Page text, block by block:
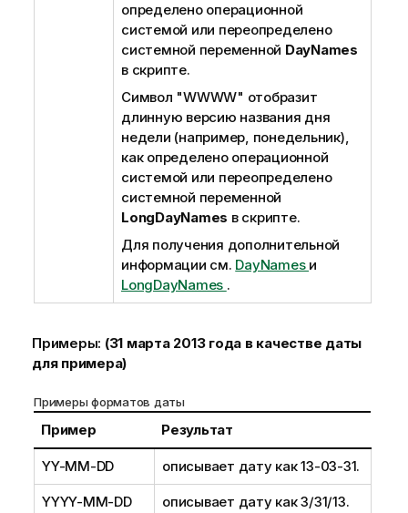
определено операционной
системой или переопределено
системной переменной DayNames
в скрипте.
Символ "WWWW" отобразит
длинную версию названия дня
недели (например, понедельник),
как определено операционной
системой или переопределено
системной переменной
LongDayNames в скрипте.
Для получения дополнительной
информации см. DayNames и
LongDayNames .
Примеры: (31 марта 2013 года в качестве даты
для примера)
Примеры форматов даты
Пример Результат
YY-MM-DD описывает дату как 13-03-31.
YYYY-MM-DD описывает дату как 3/31/13.